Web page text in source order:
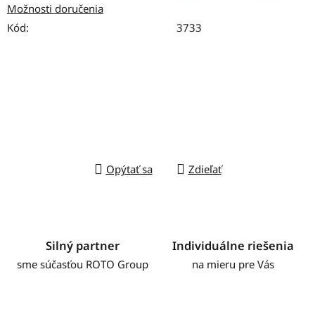
Možnosti doručenia
Kód:
3733
Opýtať sa Zdieľať
Silný partner
sme súčasťou ROTO Group
Individuálne riešenia
na mieru pre Vás